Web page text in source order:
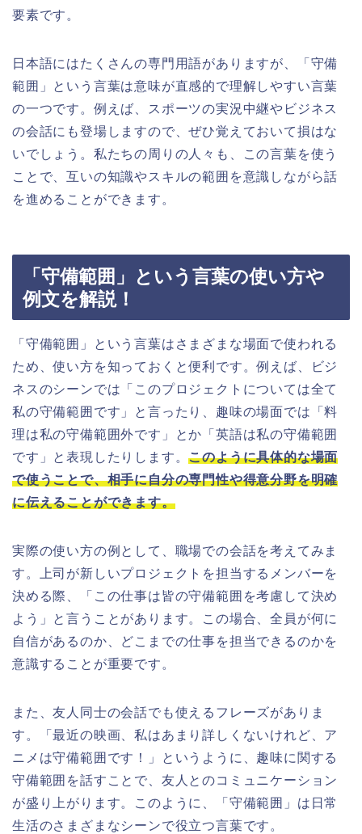
要素です。
日本語にはたくさんの専門用語がありますが、「守備
範囲」という言葉は意味が直感的で理解しやすい言葉
の一つです。例えば、スポーツの実況中継やビジネス
の会話にも登場しますので、ぜひ覚えておいて損はな
いでしょう。私たちの周りの人々も、この言葉を使う
ことで、互いの知識やスキルの範囲を意識しながら話
を進めることができます。
「守備範囲」という言葉の使い方や
例文を解説！
「守備範囲」という言葉はさまざまな場面で使われる
ため、使い方を知っておくと便利です。例えば、ビジ
ネスのシーンでは「このプロジェクトについては全て
私の守備範囲です」と言ったり、趣味の場面では「料
理は私の守備範囲外です」とか「英語は私の守備範囲
です」と表現したりします。このように具体的な場面
で使うことで、相手に自分の専門性や得意分野を明確
に伝えることができます。
実際の使い方の例として、職場での会話を考えてみま
す。上司が新しいプロジェクトを担当するメンバーを
決める際、「この仕事は皆の守備範囲を考慮して決め
よう」と言うことがあります。この場合、全員が何に
自信があるのか、どこまでの仕事を担当できるのかを
意識することが重要です。
また、友人同士の会話でも使えるフレーズがありま
す。「最近の映画、私はあまり詳しくないけれど、ア
ニメは守備範囲です！」というように、趣味に関する
守備範囲を話すことで、友人とのコミュニケーション
が盛り上がります。このように、「守備範囲」は日常
生活のさまざまなシーンで役立つ言葉です。